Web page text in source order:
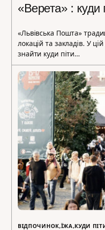
«Верета» : куди
«Львівська Пошта»
локацій та закладів. У
знайти куди піти…
ВІДПОЧИНОК ЇЖА КУДИ